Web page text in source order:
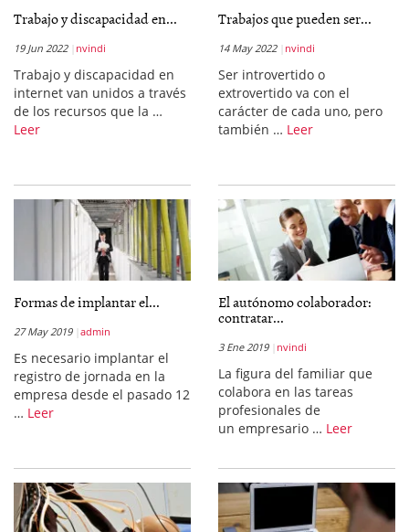
Trabajo y discapacidad en...
19 Jun 2022 nvindi
Trabajo y discapacidad en
internet van unidos a través
de los recursos que la …
Leer
Trabajos que pueden ser...
14 May 2022 nvindi
Ser introvertido o
extrovertido va con el
carácter de cada uno, pero
también … Leer
Formas de implantar el...
27 May 2019 admin
Es necesario implantar el
registro de jornada en la
empresa desde el pasado 12
… Leer
El autónomo colaborador:
contratar...
3 Ene 2019 nvindi
La figura del familiar que
colabora en las tareas
profesionales de
un empresario … Leer